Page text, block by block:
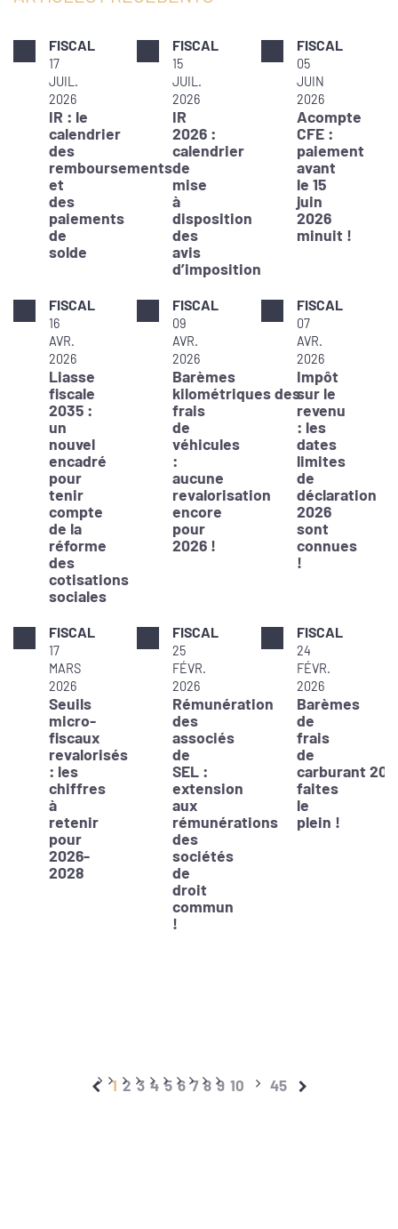
FISCAL
17
JUIL.
2026
IR : le
calendrier
des
remboursements
et
des
paiements
de
solde
FISCAL
15
JUIL.
2026
IR
2026 :
calendrier
de
mise
à
disposition
des
avis
d’imposition
FISCAL
05
JUIN
2026
Acompte
CFE :
paiement
avant
le 15
juin
2026
minuit !
FISCAL
16
AVR.
2026
Liasse
fiscale
2035 :
un
nouvel
encadré
pour
tenir
compte
de la
réforme
des
cotisations
sociales
FISCAL
09
AVR.
2026
Barèmes
kilométriques des
frais
de
véhicules
:
aucune
revalorisation
encore
pour
2026 !
FISCAL
07
AVR.
2026
Impôt
sur le
revenu
: les
dates
limites
de
déclaration
2026
sont
connues
!
FISCAL
17
MARS
2026
Seuils
micro-
fiscaux
revalorisés
: les
chiffres
à
retenir
pour
2026-
2028
FISCAL
25
FÉVR.
2026
Rémunération
des
associés
de
SEL :
extension
aux
rémunérations
des
sociétés
de
droit
commun
!
FISCAL
24
FÉVR.
2026
Barèmes
de
frais
de
carburant
faites
le
plein !
1 2 3 4 5 6 7 8 9 10 45